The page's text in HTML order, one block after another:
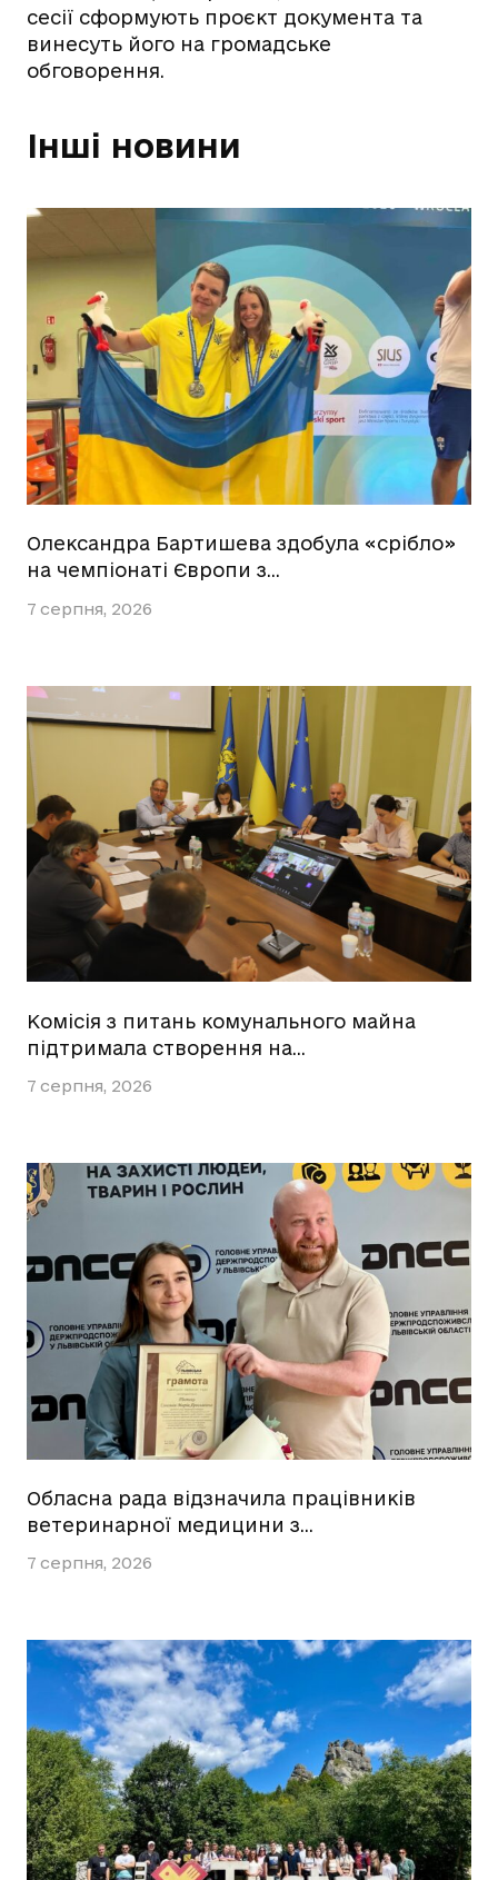
сесії сформують проєкт документа та
винесуть його на громадське
обговорення.
Інші новини
Олександра Бартишева здобула «срібло»
на чемпіонаті Європи з…
7 серпня, 2026
Комісія з питань комунального майна
підтримала створення на…
7 серпня, 2026
Обласна рада відзначила працівників
ветеринарної медицини з…
7 серпня, 2026